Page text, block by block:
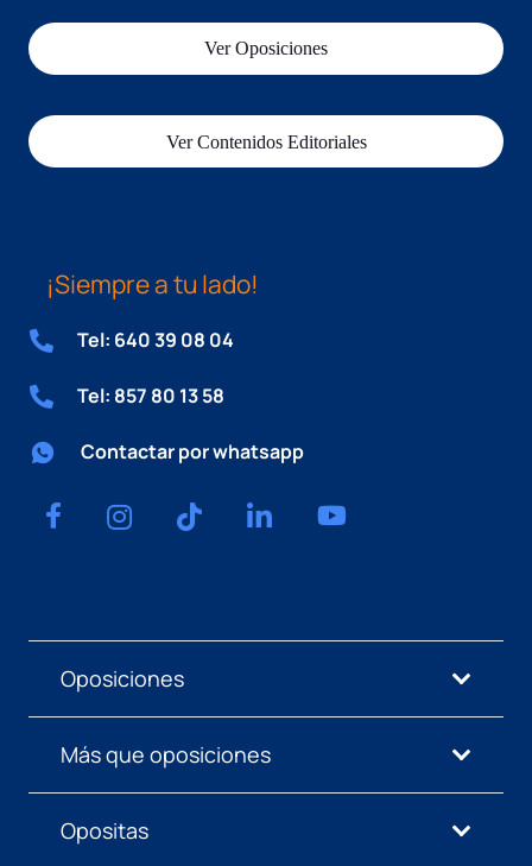
Ver Oposiciones
Ver Contenidos Editoriales
¡Siempre a tu lado!
Tel: 640 39 08 04
Tel: 857 80 13 58
Contactar por whatsapp
Oposiciones
Más que oposiciones
Opositas